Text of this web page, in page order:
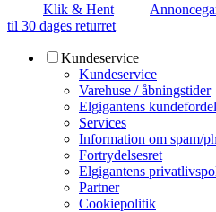
Klik & Hent
til 30 dages returret
Kundeservice
Kundeservice
Varehuse / åbningstider
Elgigantens
Services
Information om spam/
Fortrydelsesret
Elgigantens
Partner
Cookiepolitik